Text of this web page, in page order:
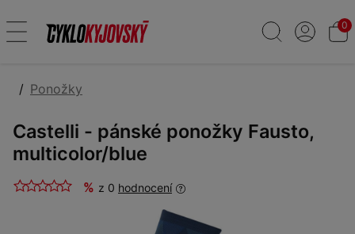
0
Ponožky
Castelli - pánské ponožky Fausto,
multicolor/blue
% z 0 hodnocení